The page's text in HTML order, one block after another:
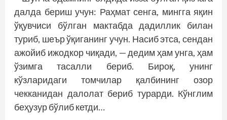
далда бериш учун: Раҳмат сенга, мингга яқин
ўқувчиси бўлган мактабда дадиллик билан
туриб, шеър ўқиганинг учун. Насиб этса, сендан
ажойиб ижодкор чиқади, — дедим ҳам унга, ҳам
ўзимга тасалли бериб. Бироқ, унинг
кўзларидаги томчилар қалбининг озор
чекканидан далолат бериб турарди. Кўнглим
беҳузур бўлиб кетди…